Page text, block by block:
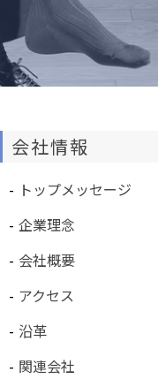
会社情報
トップメッセージ
企業理念
会社概要
アクセス
沿革
関連会社